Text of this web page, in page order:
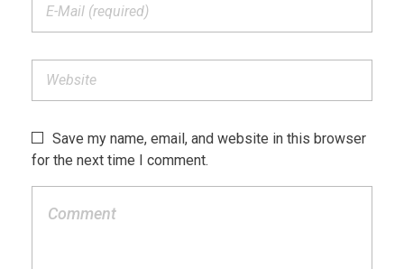
Save my name, email, and website in this browser
for the next time I comment.